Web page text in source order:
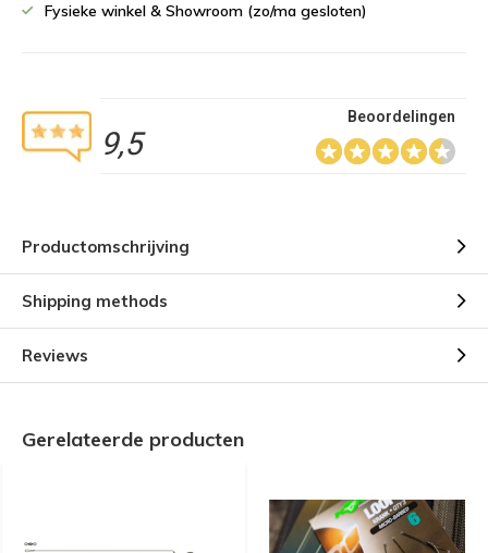
Fysieke winkel & Showroom (zo/ma gesloten)
9,5
Beoordelingen
Productomschrijving
Shipping methods
Reviews
Gerelateerde producten